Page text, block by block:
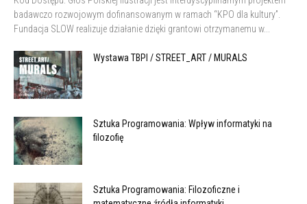
badawczo rozwojowym dofinansowanym w ramach “KPO dla kultury”.
Fundacja SLOW realizuje działanie dzięki grantowi otrzymanemu w...
Wystawa TBPI / STREET_ART / MURALS
Sztuka Programowania: Wpływ informatyki na
filozofię
Sztuka Programowania: Filozoficzne i